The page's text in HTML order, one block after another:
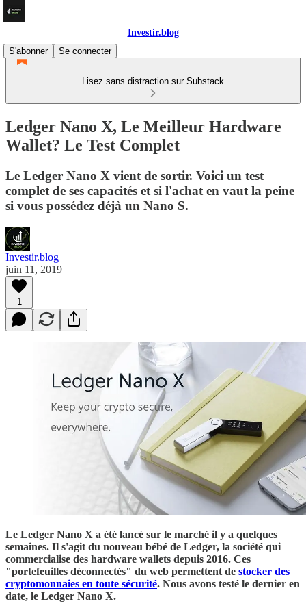
Investir.blog
S'abonner
Se connecter
Lisez sans distraction sur Substack
Ledger Nano X, Le Meilleur Hardware
Wallet? Le Test Complet
Le Ledger Nano X vient de sortir. Voici un test
complet de ses capacités et si l'achat en vaut la peine
si vous possédez déjà un Nano S.
Investir.blog
juin 11, 2019
1
Le Ledger Nano X a été lancé sur le marché il y a quelques
semaines. Il s'agit du nouveau bébé de Ledger, la société qui
commercialise des hardware wallets depuis 2016. Ces
"portefeuilles déconnectés" du web permettent de stocker des
cryptomonnaies en toute sécurité. Nous avons testé le dernier en
date, le Ledger Nano X.